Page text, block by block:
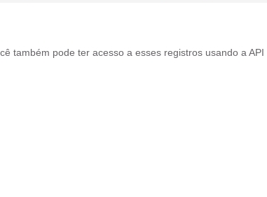
também pode ter acesso a esses registros usando a API